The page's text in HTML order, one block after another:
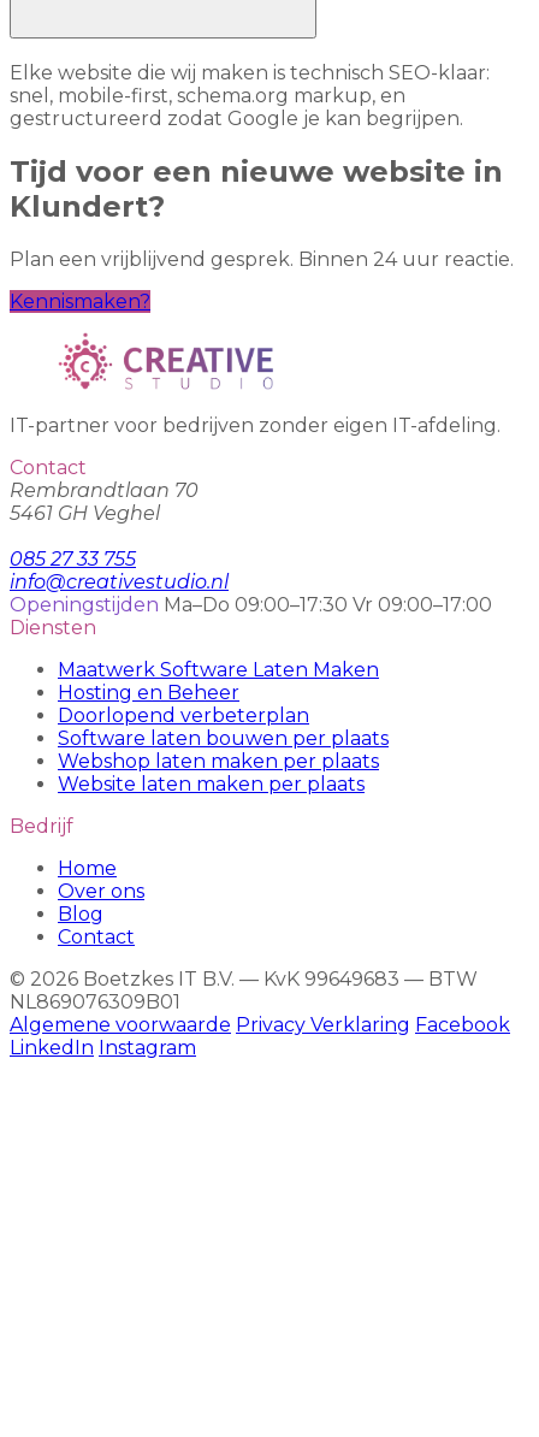
Elke website die wij maken is technisch SEO-klaar:
snel, mobile-first, schema.org markup, en
gestructureerd zodat Google je kan begrijpen.
Tijd voor een nieuwe website in
Klundert?
Plan een vrijblijvend gesprek. Binnen 24 uur reactie.
Kennismaken?
IT-partner voor bedrijven zonder eigen IT-afdeling.
Contact
Rembrandtlaan 70
5461 GH Veghel
085 27 33 755
info@creativestudio.nl
Openingstijden Ma–Do 09:00–17:30 Vr 09:00–17:00
Diensten
Maatwerk Software Laten Maken
Hosting en Beheer
Doorlopend verbeterplan
Software laten bouwen per plaats
Webshop laten maken per plaats
Website laten maken per plaats
Bedrijf
Home
Over ons
Blog
Contact
© 2026 Boetzkes IT B.V. — KvK 99649683 — BTW
NL869076309B01
Algemene voorwaarde Privacy Verklaring Facebook
LinkedIn Instagram